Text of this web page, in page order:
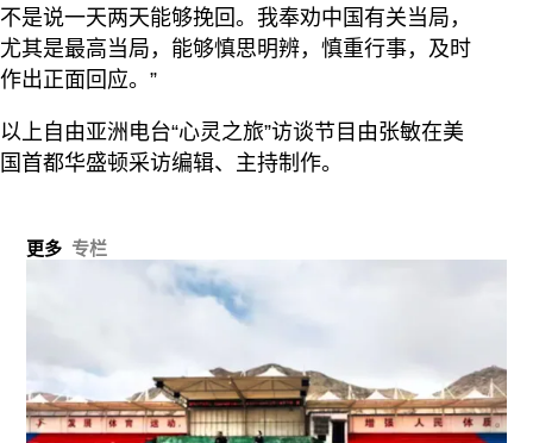
不是说一天两天能够挽回。我奉劝中国有关当局，
尤其是最高当局，能够慎思明辨，慎重行事，及时
作出正面回应。”
以上自由亚洲电台“心灵之旅”访谈节目由张敏在美
国首都华盛顿采访编辑、主持制作。
更多 专栏